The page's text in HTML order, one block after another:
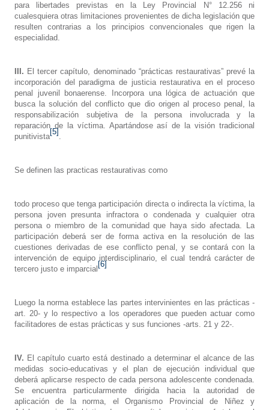
para libertades previstas en la Ley Provincial N° 12.256 ni
cualesquiera otras limitaciones provenientes de dicha legislación que
resulten contrarias a los principios convencionales que rigen la
especialidad.
III. El tercer capítulo, denominado “prácticas restaurativas” prevé la
incorporación del paradigma de justicia restaurativa en el proceso
penal juvenil bonaerense. Incorpora una lógica de actuación que
busca la solución del conflicto que dio origen al proceso penal, la
responsabilización subjetiva de la persona involucrada y la
reparación de la víctima. Apartándose así de la visión tradicional
punitivista
[5]
.
Se definen las practicas restaurativas como
todo proceso que tenga participación directa o indirecta la víctima, la
persona joven presunta infractora o condenada y cualquier otra
persona o miembro de la comunidad que haya sido afectada. La
participación deberá ser de forma activa en la resolución de las
cuestiones derivadas de ese conflicto penal, y se contará con la
intervención de equipo interdisciplinario, el cual tendrá carácter de
tercero justo e imparcial
[6]
Luego la norma establece las partes intervinientes en las prácticas -
art. 20- y lo respectivo a los operadores que pueden actuar como
facilitadores de estas prácticas y sus funciones -arts. 21 y 22-.
IV. El capítulo cuarto está destinado a determinar el alcance de las
medidas socio-educativas y el plan de ejecución individual que
deberá aplicarse respecto de cada persona adolescente condenada.
Se encuentra particularmente dirigida hacia la autoridad de
aplicación de la norma, el Organismo Provincial de Niñez y